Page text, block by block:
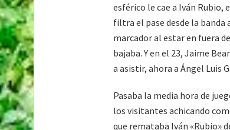
esférico le cae a Iván
filtra el pase desde la
marcador al estar en fuera
bajaba. Y en el 23, Jaime
a asistir, ahora a Ángel Luis
Pasaba la media hora de
los visitantes achicando
que remataba Iván «Rubio»